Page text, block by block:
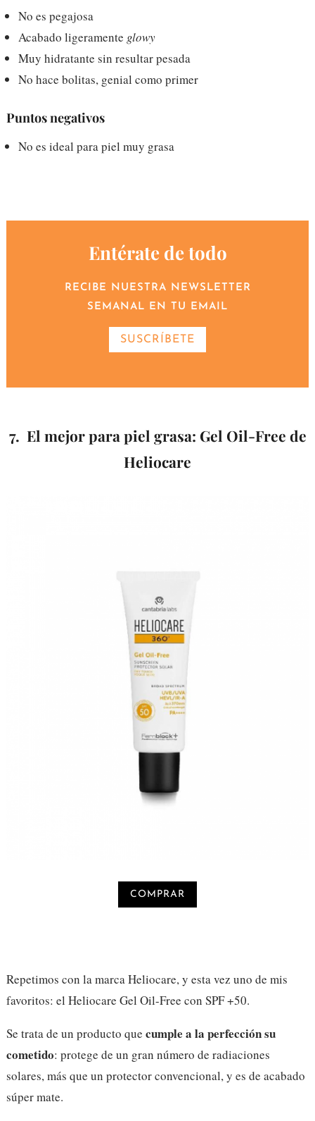
No es pegajosa
Acabado ligeramente glowy
Muy hidratante sin resultar pesada
No hace bolitas, genial como primer
Puntos negativos
No es ideal para piel muy grasa
Entérate de todo
RECIBE NUESTRA NEWSLETTER
SEMANAL EN TU EMAIL
SUSCRÍBETE
7. El mejor para piel grasa: Gel Oil-Free de
Heliocare
COMPRAR
Repetimos con la marca Heliocare, y esta vez uno de mis
favoritos: el Heliocare Gel Oil-Free con SPF +50.
Se trata de un producto que cumple a la perfección su
cometido: protege de un gran número de radiaciones
solares, más que un protector convencional, y es de acabado
súper mate.